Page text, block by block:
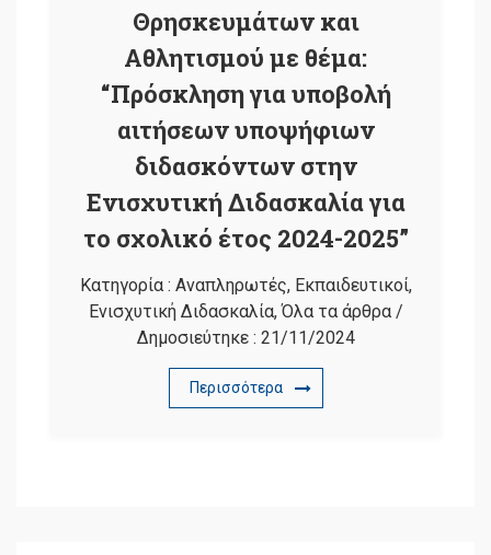
Θρησκευμάτων και
Αθλητισμού με θέμα:
“Πρόσκληση για υποβολή
αιτήσεων υποψήφιων
διδασκόντων στην
Ενισχυτική Διδασκαλία για
το σχολικό έτος 2024-2025”
Κατηγορία : Αναπληρωτές, Εκπαιδευτικοί,
Ενισχυτική Διδασκαλία,Όλα τα άρθρα/
Δημοσιεύτηκε : 21/11/2024
Περισσότερα